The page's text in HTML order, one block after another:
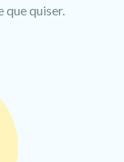
que quiser.